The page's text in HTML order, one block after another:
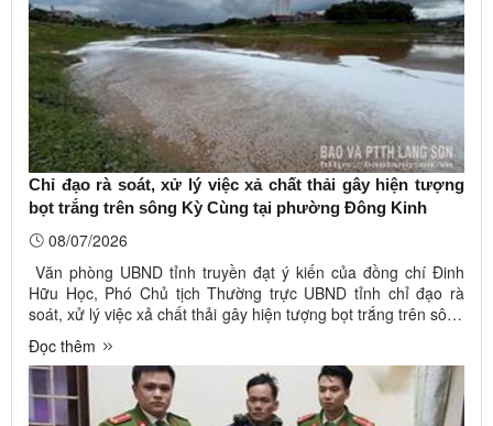
Chỉ đạo rà soát, xử lý việc xả chất thải gây hiện tượng
bọt trắng trên sông Kỳ Cùng tại phường Đông Kinh
08/07/2026
Văn phòng UBND tỉnh truyền đạt ý kiến của đồng chí Đinh
Hữu Học, Phó Chủ tịch Thường trực UBND tỉnh chỉ đạo rà
soát, xử lý việc xả chất thải gây hiện tượng bọt trắng trên sông
Kỳ Cùng tại phường Đông Kinh, tại Công văn số 5925/VP-
KTCN ngày 05/7/2026.Sông Kỳ Cùng xuất hiện nhiều bọt
trắng, nổi váng ...
Đọc thêm